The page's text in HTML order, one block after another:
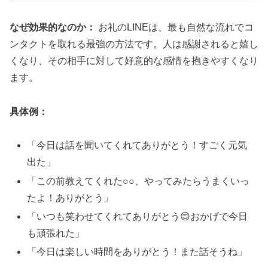
なぜ効果的なのか：
お礼のLINEは、最も自然な流れでコ
ンタクトを取れる最強の方法です。人は感謝されると嬉し
くなり、その相手に対して好意的な感情を抱きやすくなり
ます。
具体例：
「今日は話を聞いてくれてありがとう！すごく元気
出た」
「この前教えてくれた○○、やってみたらうまくいっ
たよ！ありがとう」
「いつも笑わせてくれてありがとう😊おかげで今日
も頑張れた」
「今日は楽しい時間をありがとう！また話そうね」